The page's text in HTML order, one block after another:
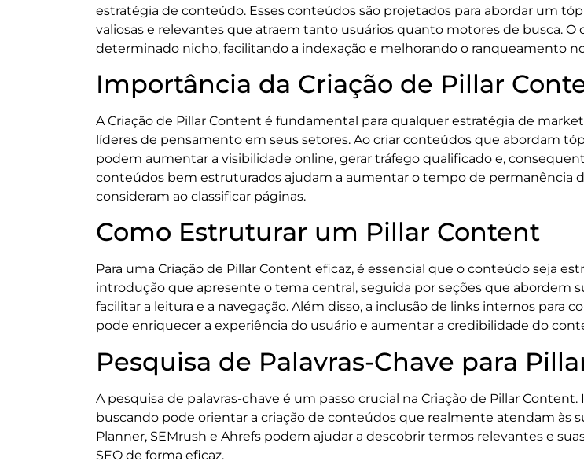
estratégia de conteúdo. Esses conteúdos são projetados para abordar um
valiosas e relevantes que atraem tanto usuários quanto motores de busca.
determinado nicho, facilitando a indexação e melhorando o ranqueamento
Importância da Criação de Pillar
A Criação de Pillar Content é fundamental para qualquer estratégia de
líderes de pensamento em seus setores. Ao criar conteúdos que abordam
podem aumentar a visibilidade online, gerar tráfego qualificado e,
conteúdos bem estruturados ajudam a aumentar o tempo de permanência
consideram ao classificar páginas.
Como Estruturar um Pillar Content
Para uma Criação de Pillar Content eficaz, é essencial que o conteúdo seja
introdução que apresente o tema central, seguida por seções que abordem
facilitar a leitura e a navegação. Além disso, a inclusão de links internos
pode enriquecer a experiência do usuário e aumentar a credibilidade do
Pesquisa de Palavras-Chave para
A pesquisa de palavras-chave é um passo crucial na Criação de Pillar
buscando pode orientar a criação de conteúdos que realmente atendam às
Planner, SEMrush e Ahrefs podem ajudar a descobrir termos relevantes e
SEO de forma eficaz.